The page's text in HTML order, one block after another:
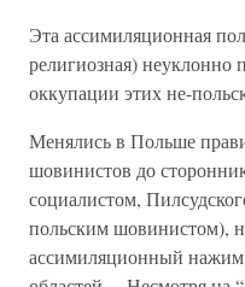
Эта ассимиляционная
религиозная) неуклонно
оккупации этих не-
Менялись в Польше
шовинистов до
социалистом,
польским шовинистом),
ассимиляционный